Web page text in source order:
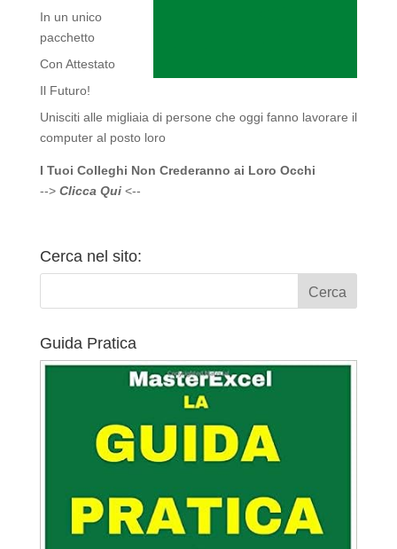
In un unico
pacchetto
Con Attestato
Il Futuro!
Unisciti alle migliaia di persone che oggi fanno lavorare il
computer al posto loro
I Tuoi Colleghi Non Crederanno ai Loro Occhi
--> Clicca Qui<--
Cerca nel sito:
Guida Pratica